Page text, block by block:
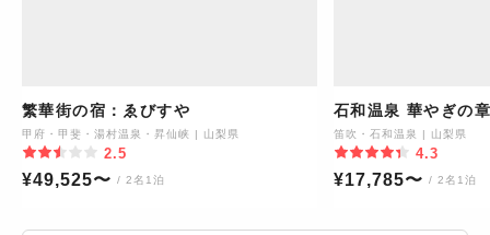
繁華街の宿：ゑびすや
甲府・甲斐・湯村温泉・昇仙峡 | 山梨県
2.5
¥49,525〜 / 2名1泊
石和温泉 華やぎの
笛吹・石和温泉 | 山梨県
4.3
¥17,785〜 / 2名1泊